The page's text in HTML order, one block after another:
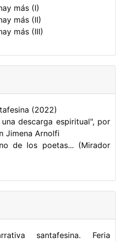
más (I)
más (II)
más (III)
(2022)
descarga espiritual", por
Jimena Arnolfi
de los poetas... (Mirador
santafesina. Feria